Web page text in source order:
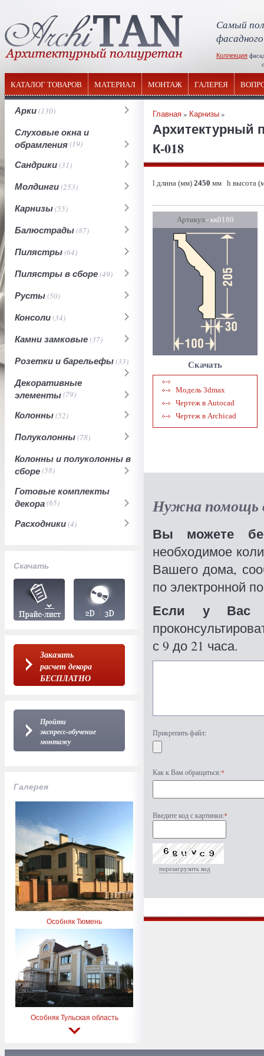
Самый
Коллекция
КАТАЛОГ ТОВАРОВ МАТЕРИАЛ МОНТАЖ ГАЛЕРЕЯ
Арки(130)
Слуховые окна и
обрамления(19)
Сандрики(31)
Молдинги(253)
Карнизы(55)
Балюстрады(87)
Пилястры(64)
Пилястры в сборе(49)
Русты(50)
Консоли(34)
Камни замковые(37)
Розетки и барельефы(33)
Декоративные
элементы(79)
Колонны(52)
Полуколонны(78)
Колонны и полуколонны в
сборе(58)
Готовые комплекты
декора(65)
Расходники(4)
Скачать
Заказать
расчет декора
БЕСПЛАТНО
Пройти
экспресс-обучение
монтажу
Галерея
Особняк Тюмень
Особняк Тульская область
Главная» Карнизы»
Архитектурный
К-018
l длина (мм) 2450 мм h высота
Артикул- кк0180
Скачать
Модель 3dmax
Чертеж в Autocad
Чертеж в Archicad
Нужна помощь
Вы можете
необходимое
Вашего дома,
по электронной
Если у Вас
с 9 до 21 часа.
Прикрепить файл:
Как к Вам обращаться:*
Введите код с картинки:*
перезагрузить код